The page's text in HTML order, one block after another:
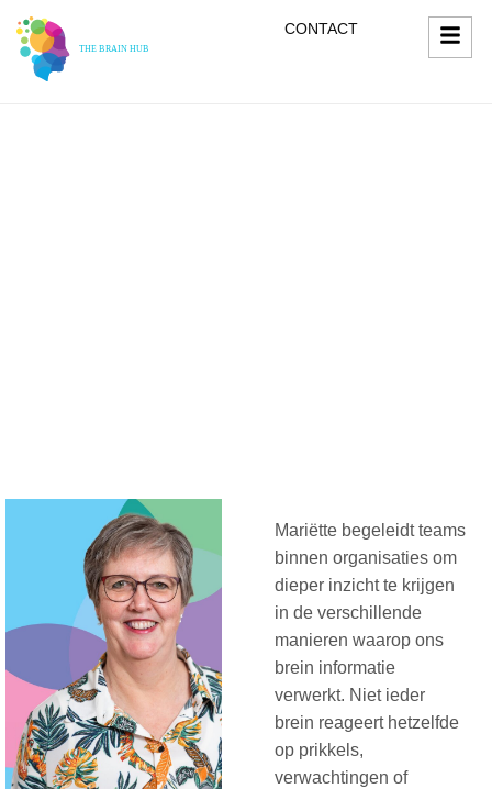
CONTACT
Mariëtte begeleidt teams
binnen organisaties om
dieper inzicht te krijgen
in de verschillende
manieren waarop ons
brein informatie
verwerkt. Niet ieder
brein reageert hetzelfde
op prikkels,
verwachtingen of